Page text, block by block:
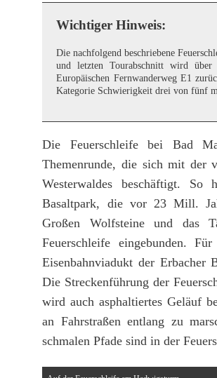
Wichtiger Hinweis:
Die nachfolgend beschriebene
und letzten Tourabschnitt wird
Europäischen Fernwanderweg E1
Kategorie Schwierigkeit drei von fünf
Die Feuerschleife bei Bad
Themenrunde, die sich mit der
Westerwaldes beschäftigt. So
Basaltpark, die vor 23 Mill.
Großen Wolfsteine und das
Feuerschleife eingebunden.
Eisenbahnviadukt der Erbacher
Die Streckenführung der
wird auch asphaltiertes Geläuf
an Fahrstraßen entlang zu
schmalen Pfade sind in der